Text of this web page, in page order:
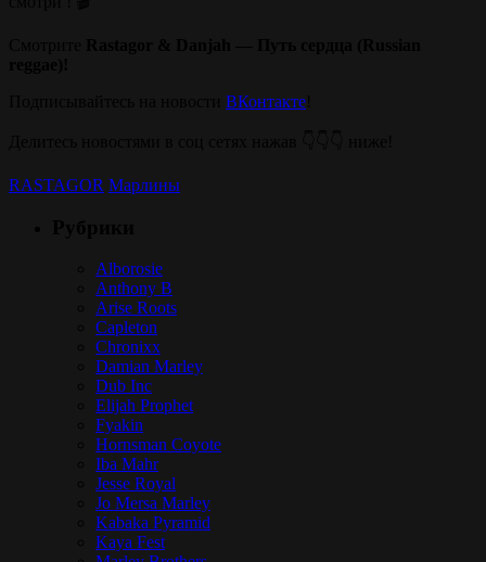
ВКонтакте
RASTAGOR Марлины
Alborosie
Anthony B
Arise Roots
Capleton
Chronixx
Damian Marley
Dub Inc
Elijah Prophet
Fyakin
Hornsman Coyote
Iba Mahr
Jesse Royal
Jo Mersa Marley
Kabaka Pyramid
Kaya Fest